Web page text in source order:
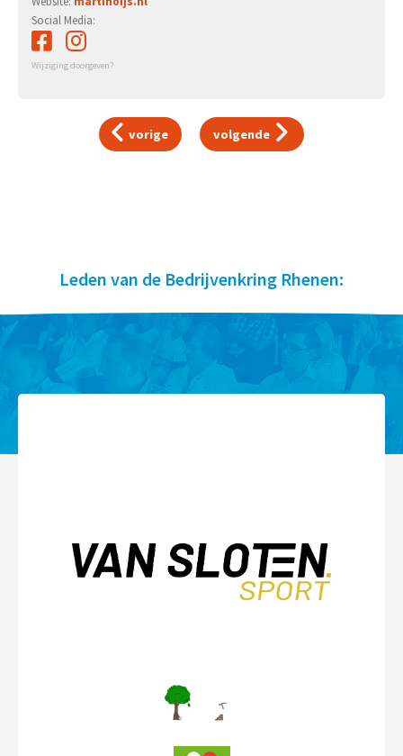
Social Media:
Wijziging doorgeven?
vorige volgende
Leden van de Bedrijvenkring Rhenen: